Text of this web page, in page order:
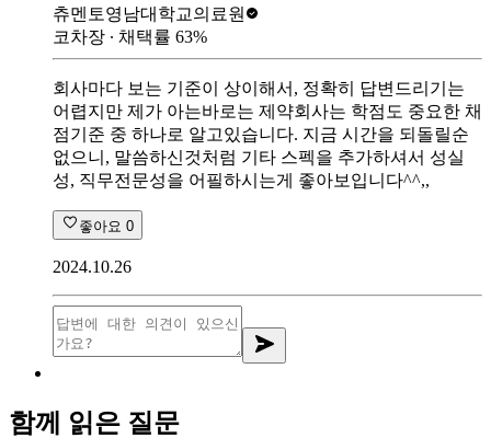
츄멘토영남대학교의료원
코차장 ∙ 채택률 63%
회사마다 보는 기준이 상이해서, 정확히 답변드리기는
어렵지만 제가 아는바로는 제약회사는 학점도 중요한 채
점기준 중 하나로 알고있습니다. 지금 시간을 되돌릴순
없으니, 말씀하신것처럼 기타 스펙을 추가하셔서 성실
성, 직무전문성을 어필하시는게 좋아보입니다^^,,
좋아요 0
2024.10.26
함께 읽은 질문